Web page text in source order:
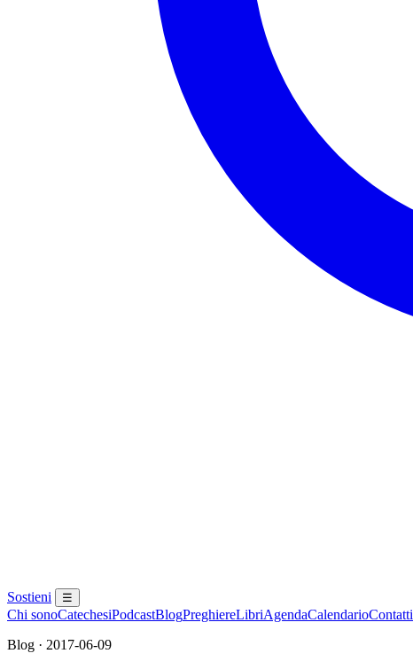
Sostieni ☰
Chi sonoCatechesiPodcastBlogPreghiereLibriAgendaCalendarioContatti
Blog · 2017-06-09